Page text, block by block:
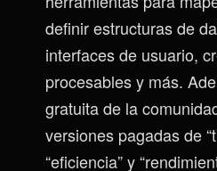
definir estructuras de
interfaces de usuario,
procesables y más.
gratuita de la
versiones pagadas de
“eficiencia” y